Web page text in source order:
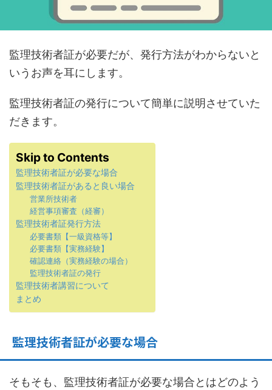
監理技術者証が必要だが、発行方法がわからないと
いうお声を耳にします。
監理技術者証の発行について簡単に説明させていた
だきます。
Skip to Contents
監理技術者証が必要な場合
監理技術者証があると良い場合
営業所技術者
経営事項審査（経審）
監理技術者証発行方法
必要書類【一級資格等】
必要書類【実務経験】
確認連絡（実務経験の場合）
監理技術者証の発行
監理技術者講習について
まとめ
監理技術者証が必要な場合
そもそも、監理技術者証が必要な場合とはどのよう